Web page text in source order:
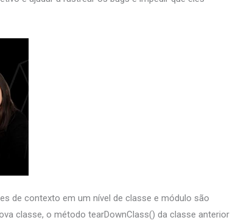
de contexto em um nível de classe e módulo são
classe, o método tearDownClass() da classe anterior